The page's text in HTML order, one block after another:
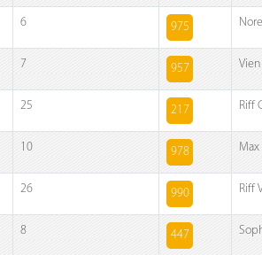
6 975
7 957
25 217 Riff
10 978 Max
26 990 Riff
8 447